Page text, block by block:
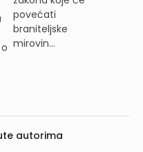
povećati
braniteljske
mirovin...
autorima